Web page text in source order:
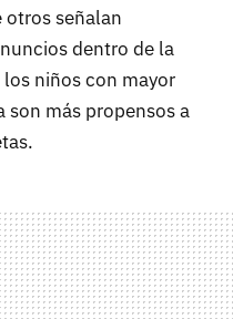
señalan
dentro de la
niños con mayor
son más propensos a